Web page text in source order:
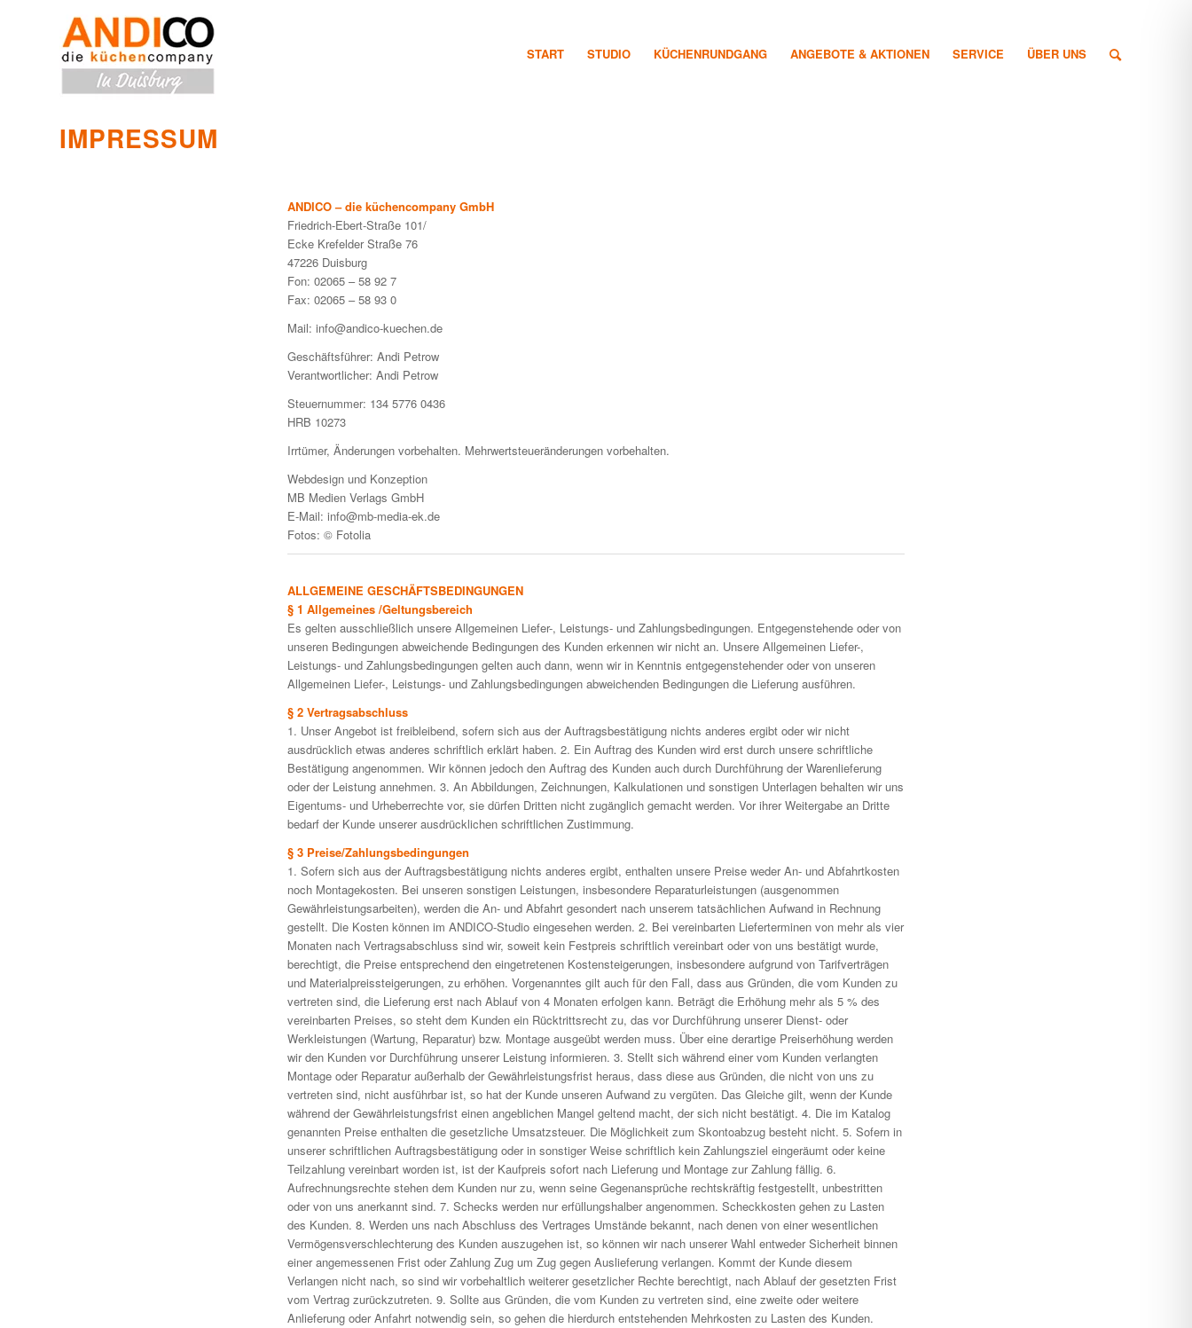
START STUDIO KÜCHENRUNDGANG ANGEBOTE & AKTIONEN SERVICE ÜBER UNS
IMPRESSUM
ANDICO – die küchencompany GmbH
Friedrich-Ebert-Straße 101/
Ecke Krefelder Straße 76
47226 Duisburg
Fon: 02065 – 58 92 7
Fax: 02065 – 58 93 0
Mail: info@andico-kuechen.de
Geschäftsführer: Andi Petrow
Verantwortlicher: Andi Petrow
Steuernummer: 134 5776 0436
HRB 10273
Irrtümer, Änderungen vorbehalten. Mehrwertsteueränderungen vorbehalten.
Webdesign und Konzeption
MB Medien Verlags GmbH
E-Mail: info@mb-media-ek.de
Fotos: © Fotolia
ALLGEMEINE GESCHÄFTSBEDINGUNGEN
§ 1 Allgemeines /Geltungsbereich
Es gelten ausschließlich unsere Allgemeinen Liefer-, Leistungs- und Zahlungsbedingungen. Entgegenstehende oder von
unseren Bedingungen abweichende Bedingungen des Kunden erkennen wir nicht an. Unsere Allgemeinen Liefer-,
Leistungs- und Zahlungsbedingungen gelten auch dann, wenn wir in Kenntnis entgegenstehender oder von unseren
Allgemeinen Liefer-, Leistungs- und Zahlungsbedingungen abweichenden Bedingungen die Lieferung ausführen.
§ 2 Vertragsabschluss
1. Unser Angebot ist freibleibend, sofern sich aus der Auftragsbestätigung nichts anderes ergibt oder wir nicht
ausdrücklich etwas anderes schriftlich erklärt haben. 2. Ein Auftrag des Kunden wird erst durch unsere schriftliche
Bestätigung angenommen. Wir können jedoch den Auftrag des Kunden auch durch Durchführung der Warenlieferung
oder der Leistung annehmen. 3. An Abbildungen, Zeichnungen, Kalkulationen und sonstigen Unterlagen behalten wir uns
Eigentums- und Urheberrechte vor, sie dürfen Dritten nicht zugänglich gemacht werden. Vor ihrer Weitergabe an Dritte
bedarf der Kunde unserer ausdrücklichen schriftlichen Zustimmung.
§ 3 Preise/Zahlungsbedingungen
1. Sofern sich aus der Auftragsbestätigung nichts anderes ergibt, enthalten unsere Preise weder An- und Abfahrtkosten
noch Montagekosten. Bei unseren sonstigen Leistungen, insbesondere Reparaturleistungen (ausgenommen
Gewährleistungsarbeiten), werden die An- und Abfahrt gesondert nach unserem tatsächlichen Aufwand in Rechnung
gestellt. Die Kosten können im ANDICO-Studio eingesehen werden. 2. Bei vereinbarten Lieferterminen von mehr als vier
Monaten nach Vertragsabschluss sind wir, soweit kein Festpreis schriftlich vereinbart oder von uns bestätigt wurde,
berechtigt, die Preise entsprechend den eingetretenen Kostensteigerungen, insbesondere aufgrund von Tarifverträgen
und Materialpreissteigerungen, zu erhöhen. Vorgenanntes gilt auch für den Fall, dass aus Gründen, die vom Kunden zu
vertreten sind, die Lieferung erst nach Ablauf von 4 Monaten erfolgen kann. Beträgt die Erhöhung mehr als 5 % des
vereinbarten Preises, so steht dem Kunden ein Rücktrittsrecht zu, das vor Durchführung unserer Dienst- oder
Werkleistungen (Wartung, Reparatur) bzw. Montage ausgeübt werden muss. Über eine derartige Preiserhöhung werden
wir den Kunden vor Durchführung unserer Leistung informieren. 3. Stellt sich während einer vom Kunden verlangten
Montage oder Reparatur außerhalb der Gewährleistungsfrist heraus, dass diese aus Gründen, die nicht von uns zu
vertreten sind, nicht ausführbar ist, so hat der Kunde unseren Aufwand zu vergüten. Das Gleiche gilt, wenn der Kunde
während der Gewährleistungsfrist einen angeblichen Mangel geltend macht, der sich nicht bestätigt. 4. Die im Katalog
genannten Preise enthalten die gesetzliche Umsatzsteuer. Die Möglichkeit zum Skontoabzug besteht nicht. 5. Sofern in
unserer schriftlichen Auftragsbestätigung oder in sonstiger Weise schriftlich kein Zahlungsziel eingeräumt oder keine
Teilzahlung vereinbart worden ist, ist der Kaufpreis sofort nach Lieferung und Montage zur Zahlung fällig. 6.
Aufrechnungsrechte stehen dem Kunden nur zu, wenn seine Gegenansprüche rechtskräftig festgestellt, unbestritten
oder von uns anerkannt sind. 7. Schecks werden nur erfüllungshalber angenommen. Scheckkosten gehen zu Lasten
des Kunden. 8. Werden uns nach Abschluss des Vertrages Umstände bekannt, nach denen von einer wesentlichen
Vermögensverschlechterung des Kunden auszugehen ist, so können wir nach unserer Wahl entweder Sicherheit binnen
einer angemessenen Frist oder Zahlung Zug um Zug gegen Auslieferung verlangen. Kommt der Kunde diesem
Verlangen nicht nach, so sind wir vorbehaltlich weiterer gesetzlicher Rechte berechtigt, nach Ablauf der gesetzten Frist
vom Vertrag zurückzutreten. 9. Sollte aus Gründen, die vom Kunden zu vertreten sind, eine zweite oder weitere
Anlieferung oder Anfahrt notwendig sein, so gehen die hierdurch entstehenden Mehrkosten zu Lasten des Kunden.